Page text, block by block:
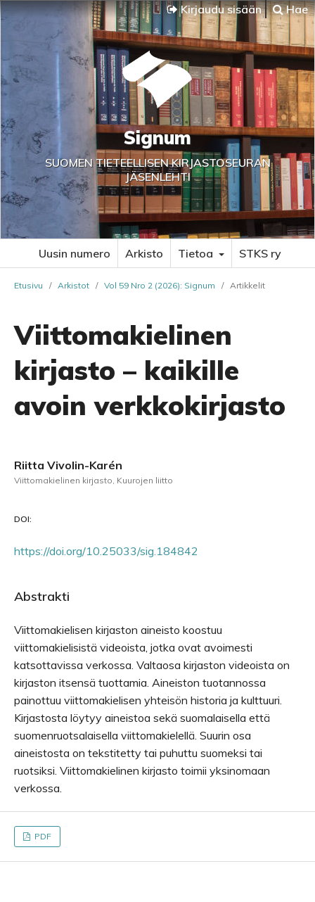
Kirjaudu sisään Hae
Signum
SUOMEN TIETEELLISEN KIRJASTOSEURAN
JÄSENLEHTI
Uusin numero Arkisto Tietoa STKS ry
Etusivu / Arkistot / Vol 59 Nro 2 (2026): Signum / Artikkelit
Viittomakielinen
kirjasto – kaikille
avoin verkkokirjasto
Riitta Vivolin-Karén
Viittomakielinen kirjasto, Kuurojen liitto
DOI:
https://doi.org/10.25033/sig.184842
Abstrakti
Viittomakielisen kirjaston aineisto koostuu
viittomakielisistä videoista, jotka ovat avoimesti
katsottavissa verkossa. Valtaosa kirjaston videoista on
kirjaston itsensä tuottamia. Aineiston tuotannossa
painottuu viittomakielisen yhteisön historia ja kulttuuri.
Kirjastosta löytyy aineistoa sekä suomalaisella että
suomenruotsalaisella viittomakielellä. Suurin osa
aineistosta on tekstitetty tai puhuttu suomeksi tai
ruotsiksi. Viittomakielinen kirjasto toimii yksinomaan
verkossa.
PDF